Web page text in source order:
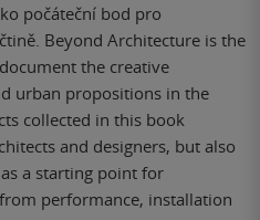
počáteční bod pro
Beyond Architecture is the
the creative
urban propositions in the
collected in this book
and designers, but also
a starting point for
performance, installation